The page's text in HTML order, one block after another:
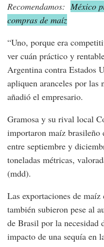
Recomendamos: México
compras de maíz
“Uno, porque era
ver cuán práctico y
Argentina contra Estados
apliquen aranceles por
añadió el empresario.
Gramosa y su rival local
importaron maíz brasileño
entre septiembre y
toneladas métricas,
(mdd).
Las exportaciones de
también subieron pese al
de Brasil por la necesidad
impacto de una sequía en